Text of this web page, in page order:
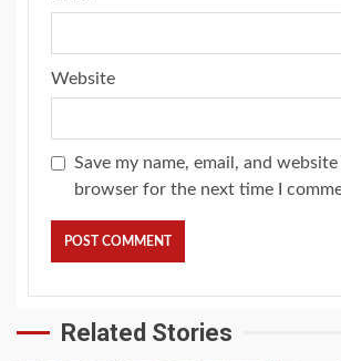
Website
Save my name, email, and
browser for the next time I
Related Stories